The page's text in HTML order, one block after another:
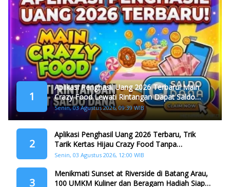
1
Aplikasi Penghasil Uang 2026 Terbaru! Main
Crazy Food Lewati Rintangan Dapat Saldo
Dana
Senin, 03 Agustus 2026, 09:39 WIB
2
Aplikasi Penghasil Uang 2026 Terbaru, Trik
Tarik Kertas Hijau Crazy Food Tanpa
Penggandaan
Senin, 03 Agustus 2026, 12:00 WIB
3
Menikmati Sunset at Riverside di Batang Arau,
100 UMKM Kuliner dan Beragam Hadiah Siap